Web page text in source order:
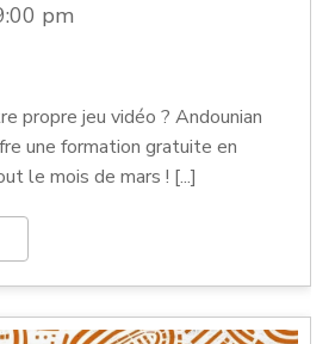
pm
propre jeu vidéo ? Andounian
une formation gratuite en
le mois de mars ! [...]